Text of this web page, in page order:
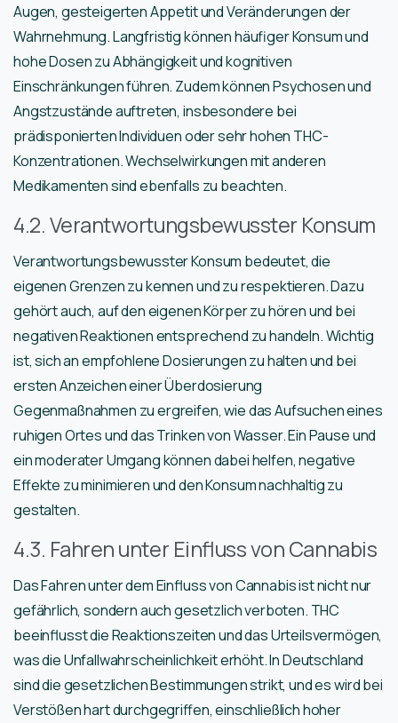
Augen, gesteigerten Appetit und Veränderungen der
Wahrnehmung. Langfristig können häufiger Konsum und
hohe Dosen zu Abhängigkeit und kognitiven
Einschränkungen führen. Zudem können Psychosen und
Angstzustände auftreten, insbesondere bei
prädisponierten Individuen oder sehr hohen THC-
Konzentrationen. Wechselwirkungen mit anderen
Medikamenten sind ebenfalls zu beachten.
4.2. Verantwortungsbewusster Konsum
Verantwortungsbewusster Konsum bedeutet, die
eigenen Grenzen zu kennen und zu respektieren. Dazu
gehört auch, auf den eigenen Körper zu hören und bei
negativen Reaktionen entsprechend zu handeln. Wichtig
ist, sich an empfohlene Dosierungen zu halten und bei
ersten Anzeichen einer Überdosierung
Gegenmaßnahmen zu ergreifen, wie das Aufsuchen eines
ruhigen Ortes und das Trinken von Wasser. Ein Pause und
ein moderater Umgang können dabei helfen, negative
Effekte zu minimieren und den Konsum nachhaltig zu
gestalten.
4.3. Fahren unter Einfluss von Cannabis
Das Fahren unter dem Einfluss von Cannabis ist nicht nur
gefährlich, sondern auch gesetzlich verboten. THC
beeinflusst die Reaktionszeiten und das Urteilsvermögen,
was die Unfallwahrscheinlichkeit erhöht. In Deutschland
sind die gesetzlichen Bestimmungen strikt, und es wird bei
Verstößen hart durchgegriffen, einschließlich hoher